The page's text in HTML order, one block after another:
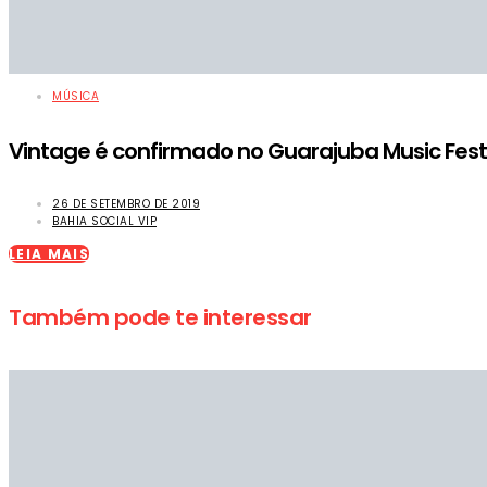
MÚSICA
Vintage é confirmado no Guarajuba Music
26 DE SETEMBRO DE 2019
BAHIA SOCIAL VIP
LEIA MAIS
Também pode te interessar